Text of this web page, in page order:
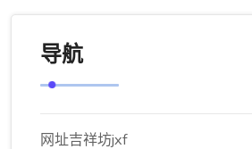
导航
网址吉祥坊jxf